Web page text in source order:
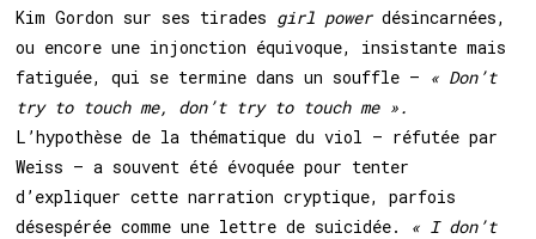
Kim Gordon sur ses tirades girl powerdésincarnées,
ou encore une injonction équivoque, insistante mais
fatiguée, qui se termine dans un souffle – « Don’t
try to touch me, don’t try to touch me ».
L’hypothèse de la thématique du viol – réfutée par
Weiss – a souvent été évoquée pour tenter
d’expliquer cette narration cryptique, parfois
désespérée comme une lettre de suicidée. « I don’t